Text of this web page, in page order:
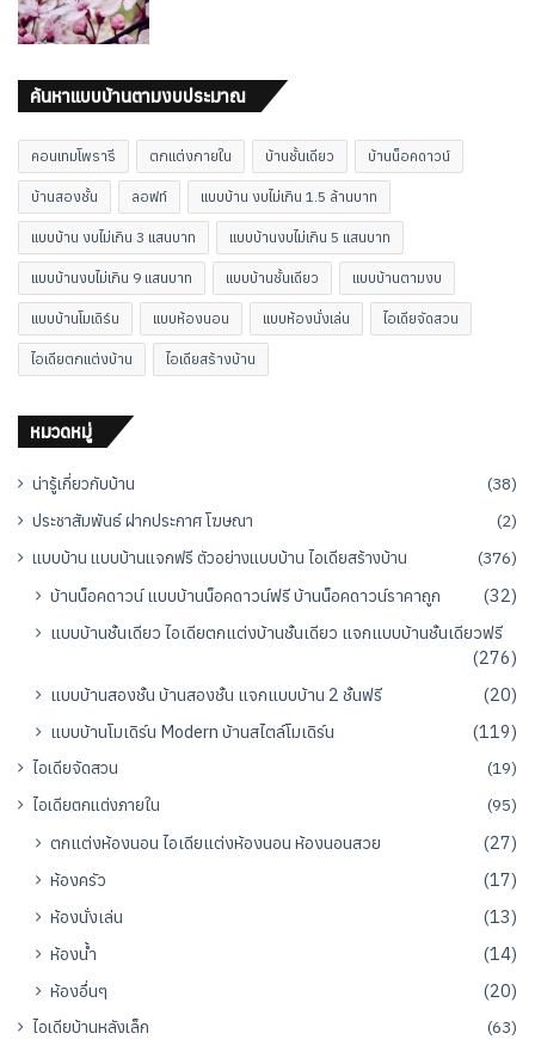
ค้นหาแบบบ้านตามงบประมาณ
คอนเทมโพรารี ตกแต่งภายใน บ้านชั้นเดียว บ้านน็อคดาวน์
บ้านสองชั้น ลอฟท์ แบบบ้าน งบไม่เกิน 1.5 ล้านบาท
แบบบ้าน งบไม่เกิน 3 แสนบาท แบบบ้านงบไม่เกิน 5 แสนบาท
แบบบ้านงบไม่เกิน 9 แสนบาท แบบบ้านชั้นเดียว แบบบ้านตามงบ
แบบบ้านโมเดิร์น แบบห้องนอน แบบห้องนั่งเล่น ไอเดียจัดสวน
ไอเดียตกแต่งบ้าน ไอเดียสร้างบ้าน
หมวดหมู่
น่ารู้เกี่ยวกับบ้าน
(38)
ประชาสัมพันธ์ ฝากประกาศ โฆษณา
(2)
แบบบ้าน แบบบ้านแจกฟรี ตัวอย่างแบบบ้าน ไอเดียสร้างบ้าน
(376)
บ้านน็อคดาวน์ แบบบ้านน็อคดาวน์ฟรี บ้านน็อคดาวน์ราคาถูก
(32)
แบบบ้านชั้นเดียว ไอเดียตกแต่งบ้านชั้นเดียว แจกแบบบ้านชั้นเดียวฟรี
(276)
แบบบ้านสองชั้น บ้านสองชั้น แจกแบบบ้าน 2 ชั้นฟรี
(20)
แบบบ้านโมเดิร์น Modern บ้านสไตล์โมเดิร์น
(119)
ไอเดียจัดสวน
(19)
ไอเดียตกแต่งภายใน
(95)
ตกแต่งห้องนอน ไอเดียแต่งห้องนอน ห้องนอนสวย
(27)
ห้องครัว
(17)
ห้องนั่งเล่น
(13)
ห้องน้ำ
(14)
ห้องอื่นๆ
(20)
ไอเดียบ้านหลังเล็ก (63)